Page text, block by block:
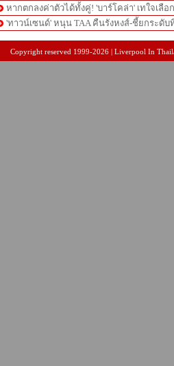
หากตกลงค่าตัวได้ทั้งคู่! 'บาร์โคล่า' เทใจเลือ
'ทาวน์เซนด์' หนุน TAA คืนรังหงส์-ชี้ยกระดั
Copyright reserved 1999-2026 | Liverpool In